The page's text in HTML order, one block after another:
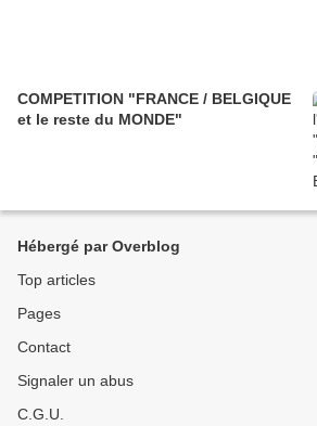
COMPETITION "FRANCE / BELGIQUE
et le reste du MONDE"
Hébergé par Overblog
Top articles
Pages
Contact
Signaler un abus
C.G.U.